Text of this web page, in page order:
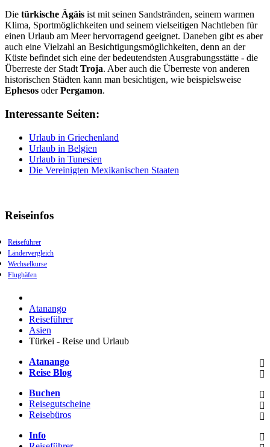
Die türkische Ägäis ist mit seinen Sandstränden, seinem warmen
Klima, Sportmöglichkeiten und seinem vielseitigen Nachtleben für
einen Urlaub am Meer hervorragend geeignet. Daneben gibt es aber
auch eine Vielzahl an Besichtigungsmöglichkeiten, denn an der
Küste befindet sich eine der bedeutendsten Ausgrabungsstätte - die
Überreste der StadtTroja. Aber auch die Überreste von anderen
historischen Städten kann man besichtigen, wie beispielsweise
Ephesos oderPergamon.
Interessante Seiten:
Urlaub in Griechenland
Urlaub in Belgien
Urlaub in Tunesien
Die Vereinigten Mexikanischen Staaten
Reiseinfos
Reiseführer
Ländervergleich
Wechselkurse
Flughäfen
Atanango
Reiseführer
Asien
Türkei - Reise und Urlaub
Atanango
Reise Blog
Buchen
Reisegutscheine
Reisebüros
Info